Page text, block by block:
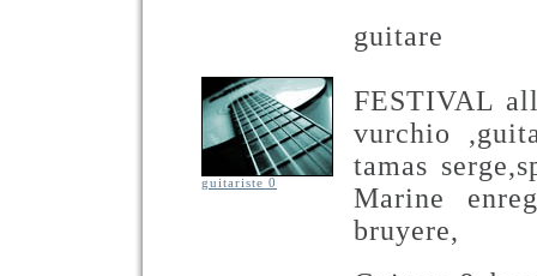
guitariste 0
guitare
FESTIVAL
vurchio
tamas
Marine
bruyere,